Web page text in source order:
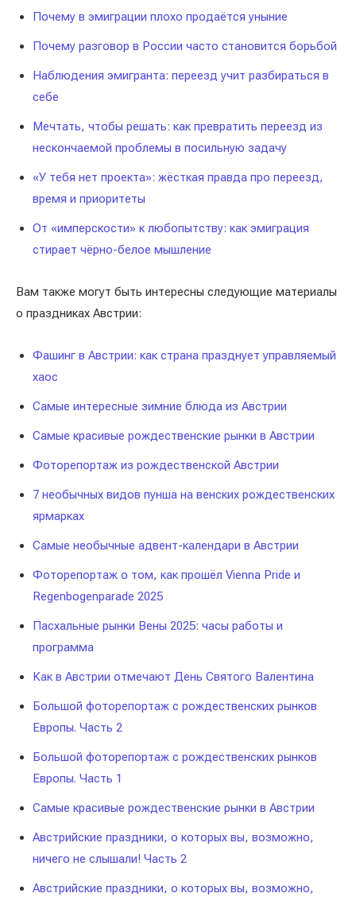
Почему в эмиграции плохо продаётся уныние
Почему разговор в России часто становится борьбой
Наблюдения эмигранта: переезд учит разбираться в
себе
Мечтать, чтобы решать: как превратить переезд из
нескончаемой проблемы в посильную задачу
«У тебя нет проекта»: жёсткая правда про переезд,
время и приоритеты
От «имперскости» к любопытству: как эмиграция
стирает чёрно-белое мышление
Вам также могут быть интересны следующие материалы
о праздниках Австрии:
Фашинг в Австрии: как страна празднует управляемый
хаос
Самые интересные зимние блюда из Австрии
Самые красивые рождественские рынки в Австрии
Фоторепортаж из рождественской Австрии
7 необычных видов пунша на венских рождественских
ярмарках
Самые необычные адвент-календари в Австрии
Фоторепортаж о том, как прошёл Vienna Pride и
Regenbogenparade 2025
Пасхальные рынки Вены 2025: часы работы и
программа
Как в Австрии отмечают День Святого Валентина
Большой фоторепортаж с рождественских рынков
Европы. Часть 2
Большой фоторепортаж с рождественских рынков
Европы. Часть 1
Самые красивые рождественские рынки в Австрии
Австрийские праздники, о которых вы, возможно,
ничего не слышали! Часть 2
Австрийские праздники, о которых вы, возможно,